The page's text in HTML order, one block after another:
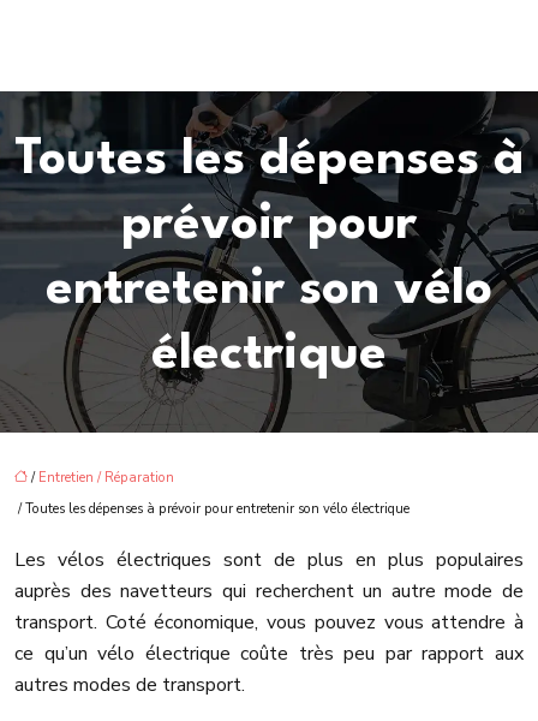
Toutes les dépenses à
prévoir pour
entretenir son vélo
électrique
/ Entretien / Réparation
/ Toutes les dépenses à prévoir pour entretenir son vélo électrique
Les vélos électriques sont de plus en plus populaires
auprès des navetteurs qui recherchent un autre mode de
transport. Coté économique, vous pouvez vous attendre à
ce qu’un vélo électrique coûte très peu par rapport aux
autres modes de transport.